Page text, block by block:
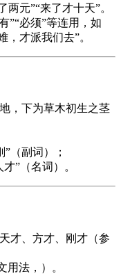
两元”“来了才十天”。
”“必须”等连用，如
，才派我们去”。
，下为草木初生之茎
（副词）；
”（名词）。
才、方才、刚才（参
用法，）。